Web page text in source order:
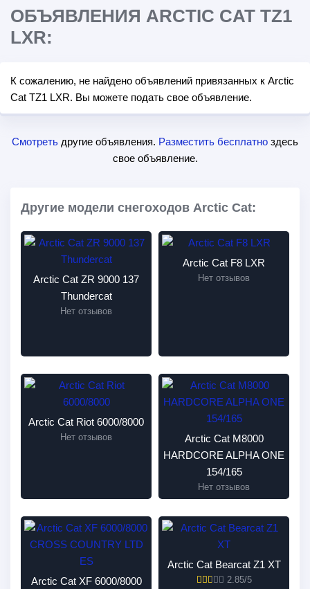
ОБЪЯВЛЕНИЯ ARCTIC CAT TZ1
LXR:
К сожалению, не найдено объявлений привязанных к Arctic
Cat TZ1 LXR. Вы можете подать свое объявление.
Смотреть другие объявления. Разместить бесплатно здесь
свое объявление.
Другие модели снегоходов Arctic Cat:
Arctic Cat ZR 9000 137
Thundercat
Нет отзывов
Arctic Cat F8 LXR
Нет отзывов
Arctic Cat Riot 6000/8000
Нет отзывов
Arctic Cat M8000
HARDCORE ALPHA ONE
154/165
Нет отзывов
Arctic Cat XF 6000/8000
Arctic Cat Bearcat Z1 XT
2.85/5